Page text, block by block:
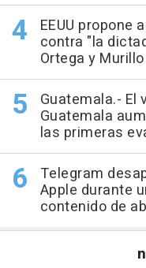
EEUU propone
contra "la
Ortega y
Guatemala.- El
Guatemala
las primeras
Telegram
Apple durante
contenido de